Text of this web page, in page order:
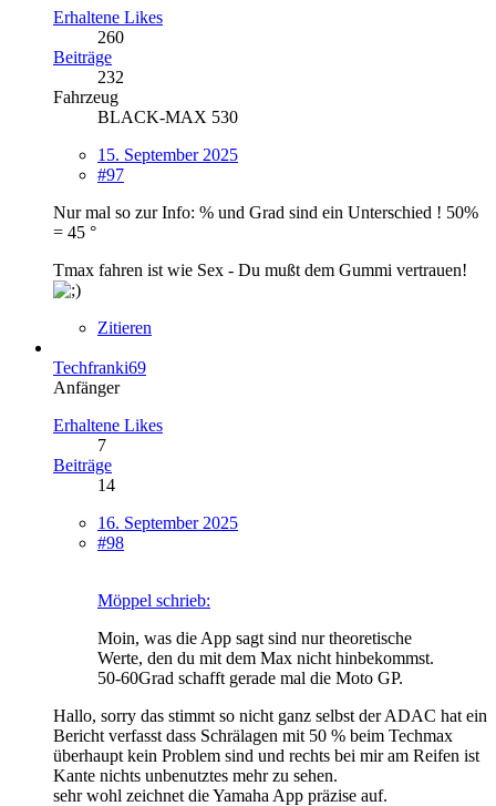
Erhaltene Likes
260
Beiträge
232
Fahrzeug
BLACK-MAX 530
15. September 2025
#97
Nur mal so zur Info: % und Grad sind ein Unterschied ! 50%
= 45 °
Tmax fahren ist wie Sex - Du mußt dem Gummi vertrauen!
Zitieren
Techfranki69
Anfänger
Erhaltene Likes
7
Beiträge
14
16. September 2025
#98
Möppel schrieb:
Moin, was die App sagt sind nur theoretische
Werte, den du mit dem Max nicht hinbekommst.
50-60Grad schafft gerade mal die Moto GP.
Hallo, sorry das stimmt so nicht ganz selbst der ADAC hat ein
Bericht verfasst dass Schrälagen mit 50 % beim Techmax
überhaupt kein Problem sind und rechts bei mir am Reifen ist
Kante nichts unbenutztes mehr zu sehen.
sehr wohl zeichnet die Yamaha App präzise auf.